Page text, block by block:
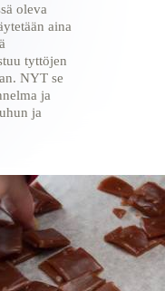
oleva
aina
tyttöjen
NYT se
ja
ja